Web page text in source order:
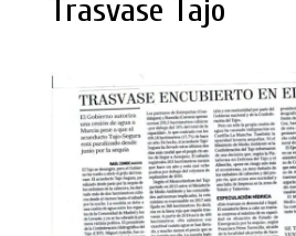
Trasvase Tajo